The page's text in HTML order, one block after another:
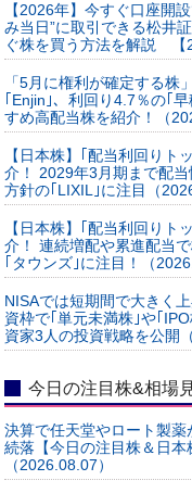
【2026年】今すぐ口座開
み当日”に取引できる松井
ぐ株を買う方法を解説 【
「5月に権利が確定する
｢Enjin｣、利回り4.7％の｢
すめ高配当株を紹介！（
【日本株】｢配当利回りト
介！ 2029年3月期まで配
方針の｢LIXIL｣に注目（
【日本株】｢配当利回りト
介！ 連続増配や累進配当
｢タウンズ｣に注目！（
NISAでは短期間で大きく
資枠で｢単元未満株｣や｢
資家3人の投資戦略を公開
今日の注目株&相場
決算で任天堂やロート製
続落【今日の注目株＆日
（2026.08.07）